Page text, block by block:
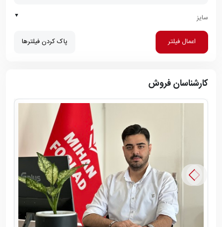
سایز ▼
اعمال فیلتر پاک کردن فیلترها
کارشناسان فروش